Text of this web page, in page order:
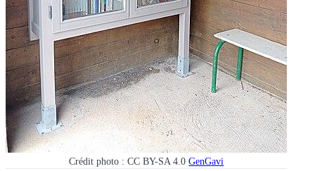
Crédit photo : CC BY-SA 4.0GenGavi